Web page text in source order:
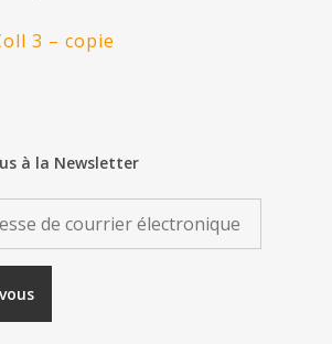
3 – copie
à la Newsletter